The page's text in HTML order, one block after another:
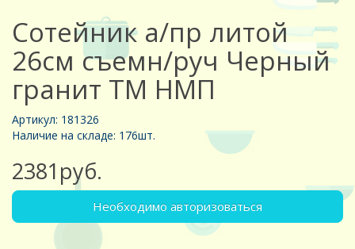
Сотейник а/пр литой
26см съемн/руч Черный
гранит ТМ НМП
Артикул: 181326
Наличие на складе: 176шт.
2381руб.
Необходимо авторизоваться